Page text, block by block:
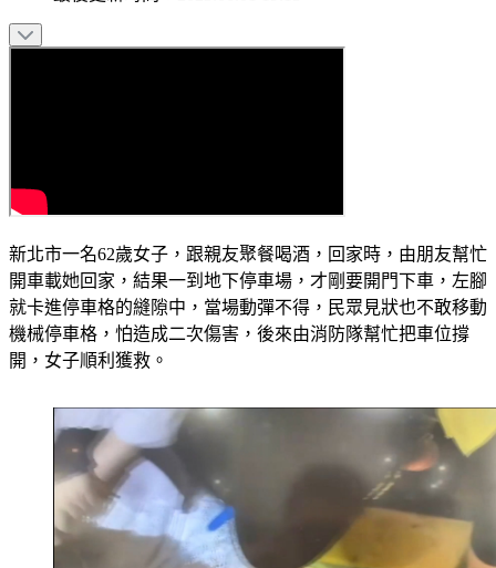
新北市一名62歲女子，跟親友聚餐喝酒，回家時，由朋友幫忙
開車載她回家，結果一到地下停車場，才剛要開門下車，左腳
就卡進停車格的縫隙中，當場動彈不得，民眾見狀也不敢移動
機械停車格，怕造成二次傷害，後來由消防隊幫忙把車位撐